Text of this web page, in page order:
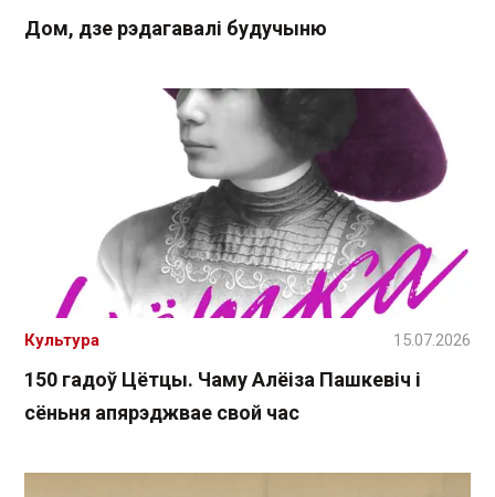
Дом, дзе рэдагавалі будучыню
150 гадоў Цётцы. Чаму Алёіза Пашкевіч і
сёньня апярэджвае свой час
Культура 15.07.2026